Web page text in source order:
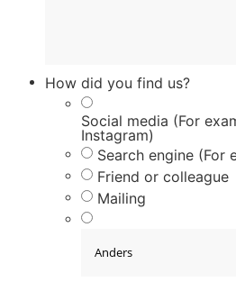
How did you find us?
Social media (For
Instagram)
Search engine (For
Friend or colleague
Mailing